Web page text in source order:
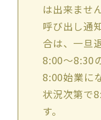
は出来ませ
呼び出し通
合は、一旦
8:00〜8:30
8:00始業に
状況次第で
す。